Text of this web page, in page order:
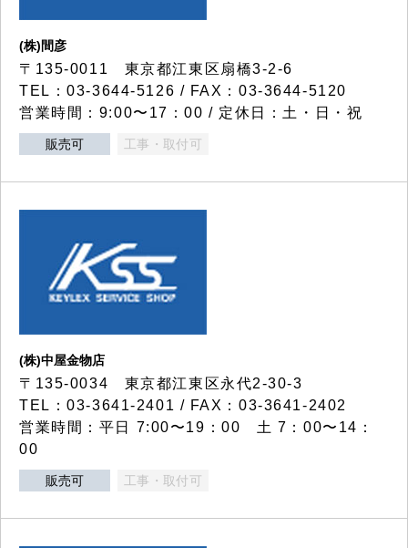
(株)間彦
〒135-0011 東京都江東区扇橋3-2-6
TEL：03-3644-5126 / FAX：03-3644-5120
営業時間：9:00〜17：00 / 定休日：土・日・祝
販売可 工事・取付可
(株)中屋金物店
〒135-0034 東京都江東区永代2-30-3
TEL：03-3641-2401 / FAX：03-3641-2402
営業時間：平日 7:00〜19：00 土 7：00〜14：
00
販売可 工事・取付可